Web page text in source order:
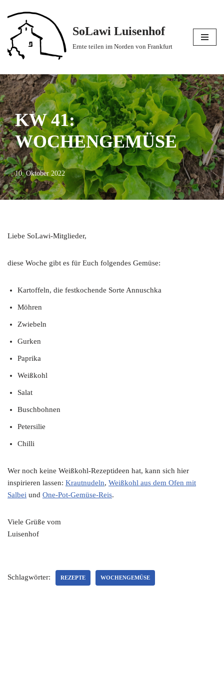
Zum
Inhalt
springen
SoLawi Luisenhof
Ernte teilen im Norden von Frankfurt
KW 41:
WOCHENGEMÜSE
10. Oktober 2022
Liebe SoLawi-Mitglieder,
diese Woche gibt es für Euch folgendes Gemüse:
Kartoffeln, die festkochende Sorte Annuschka
Möhren
Zwiebeln
Gurken
Paprika
Weißkohl
Salat
Buschbohnen
Petersilie
Chilli
Wer noch keine Weißkohl-Rezeptideen hat, kann sich hier
inspirieren lassen: Krautnudeln, Weißkohl aus dem Ofen mit
Salbei und One-Pot-Gemüse-Reis.
Viele Grüße vom
Luisenhof
Schlagwörter: REZEPTE WOCHENGEMÜSE